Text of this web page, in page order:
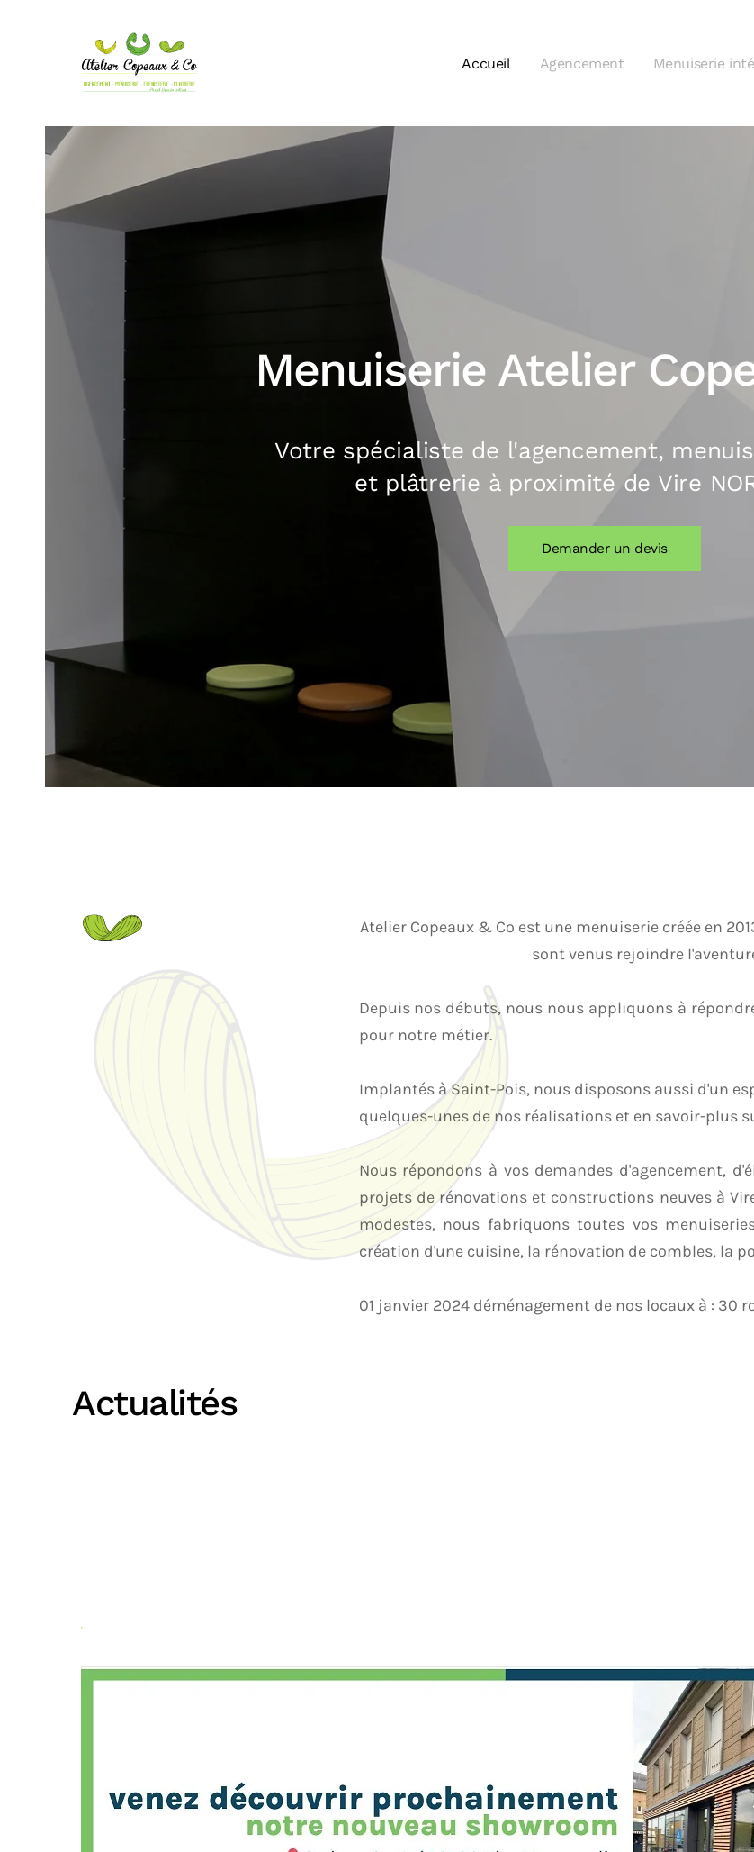
Skip to main content
Accueil Agencement Menuiserie
Menuiserie Atelier
Votre spécialiste de l'agencement,
et plâtrerie à proximité de Vire
Demander un devis
Atelier Copeaux & Co est une menuiserie créée en
sont venus rejoindre
Depuis nos débuts, nous nous appliquons à
pour notre métier.
Implantés à Saint-Pois, nous disposons aussi d'un
quelques-unes de nos réalisations et en savoir-plus
Nous répondons à vos demandes d'agencement,
projets de rénovations et constructions neuves à
modestes, nous fabriquons toutes vos
création d'une cuisine, la rénovation de combles, la
01 janvier 2024 déménagement de nos locaux à : 30
Actualités